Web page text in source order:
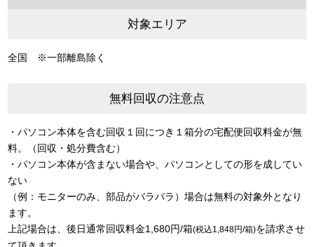
対象エリア
全国 ※一部離島除く
無料回収の注意点
・パソコン本体を含む回収１回につき１箱分の宅配便回収料金が無
料。（回収・処分費含む）
・パソコン本体が含まない場合や、パソコンとしての形を成してい
ない
（例：モニターのみ、部品がバラバラ）場合は無料の対象外となり
ます。
上記場合は、後日通常回収料金1,680円/箱(税込1,848円/箱)を請求させ